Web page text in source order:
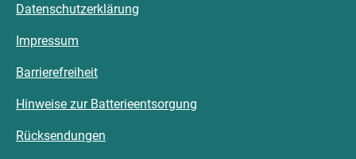
Datenschutzerklärung
Impressum
Barrierefreiheit
Hinweise zur Batterieentsorgung
Rücksendungen